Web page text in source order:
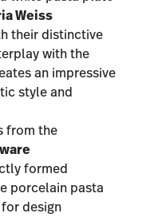
Weiss
their distinctive
with the
an impressive
style and
from the
formed
porcelain pasta
design